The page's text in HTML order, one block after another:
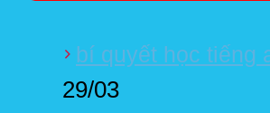
bí quyết học tiếng
29/03